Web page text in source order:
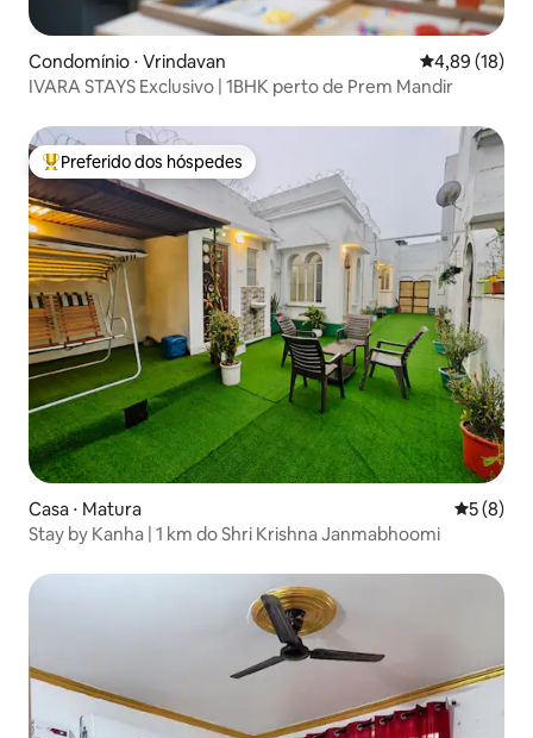
Condomínio ⋅ Vrindavan 4,89 de uma
4,89 (18)
IVARA STAYS Exclusivo | 1BHK perto de Prem Mandir
Entre os melhores preferidos dos hóspedes
Preferido dos hóspedes
Casa ⋅ Matura 5 de
5 (8)
Stay by Kanha | 1 km do Shri Krishna Janmabhoomi